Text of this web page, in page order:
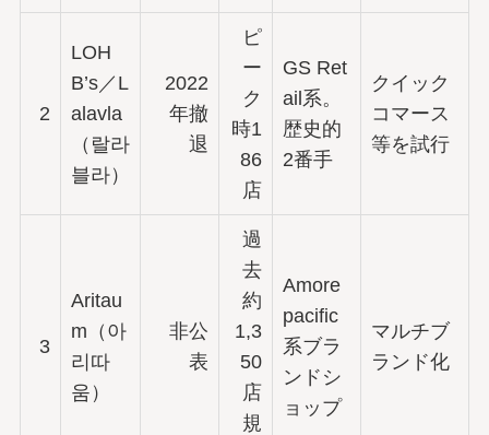
2
LOH
B’s／L
alavla
（랄라
블라）
2022
年撤
退
ピ
ー
ク
時1
86
店
GS Ret
ail系。
歴史的
2番手
クイック
コマース
等を試行
3
Aritau
m（아
리따
움）
非公
表
過
去
約
1,3
50
店
規
Amore
pacific
系ブラ
ンドシ
ョップ
マルチブ
ランド化